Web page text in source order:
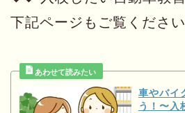
下記ページもご覧くださ
車やバイ
う！〜入